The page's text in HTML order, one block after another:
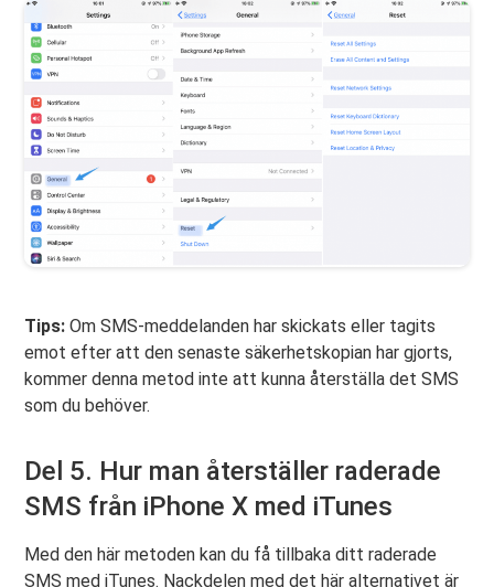
Tips:Om SMS-meddelanden har skickats eller tagits
emot efter att den senaste säkerhetskopian har gjorts,
kommer denna metod inte att kunna återställa det SMS
som du behöver.
Del 5. Hur man återställer raderade
SMS från iPhone X med iTunes
Med den här metoden kan du få tillbaka ditt raderade
SMS med iTunes. Nackdelen med det här alternativet är